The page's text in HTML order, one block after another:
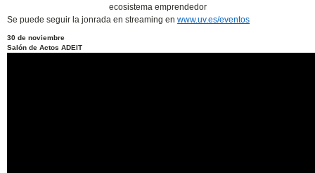
ecosistema emprendedor
Se puede seguir la jonrada en streaming enwww.uv.es/eventos
30 de noviembre
Salón de Actos ADEIT